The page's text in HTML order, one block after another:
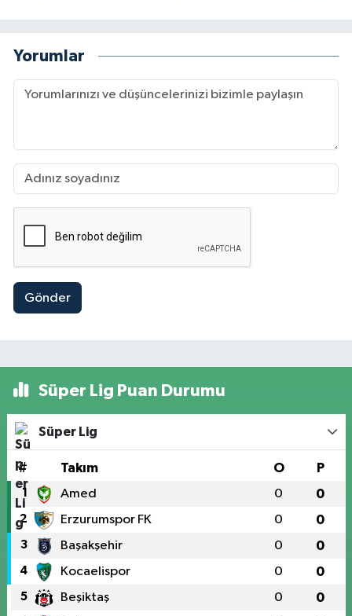
Yorumlar
Gönder
Süper Lig Puan Durumu
Süper Lig
# Takım O P
1 Amed 0 0
2 Erzurumspor FK 0 0
3 Başakşehir 0 0
4 Kocaelispor 0 0
5 Beşiktaş 0 0